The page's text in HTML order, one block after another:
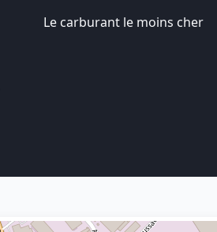
Le carburant le moins cher